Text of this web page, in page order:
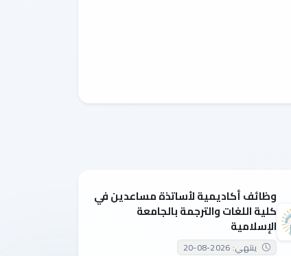
وظائف أكاديمية لأساتذة مساعدين في
كلية اللغات والترجمة بالجامعة
الإسلامية
ينتهي: 2026-08-20